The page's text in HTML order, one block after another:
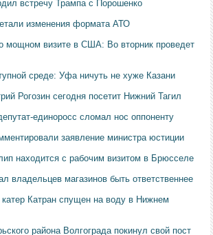
встречу Трампа с Порошенко
изменения формата АТО
мощном визите в США: Во вторник проведет
среде: Уфа ничуть не хуже Казани
Рогозин сегодня посетит Нижний Тагил
единоросс сломал нос оппоненту
заявление министра юстиции
находится с рабочим визитом в Брюсселе
владельцев магазинов быть ответственнее
катер Катран спущен на воду в Нижнем
района Волгограда покинул свой пост